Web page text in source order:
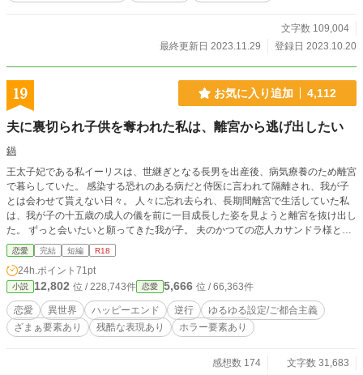
彼女を助けてくれたのは、グリーズン王国の王子、ジルドだった。 ジルドやそ
の家臣、さらにジルドの姉、第一王女のシルビアの優しさに触れるジャンティー
言われたジャンティーヌ、グリーズン王国を救うため、かつて聖女だった魔女と
戦う事を決意するのだが、現実はそう甘くなくて… ※ざまぁ系が書きたくて書
いてみました。 よろしくお願いしますm(__)m
文字数 109,004
最終更新日 2023.11.29
登録日 2023.10.20
19 お気に入り追加 4,112
夫に裏切られ子供を奪われた私は、離宮から逃げ出したい
鍋
王太子妃である私イーリスは、世継ぎとなる長男を出産後、病気療養のため離宮
で暮らしていた。 感染する恐れのある病だと侍医に言われて隔離され、我が子
とは会わせて貰えない日々。 人々に忘れ去られ、長期間離宮で生活していた私
は、我が子の十五歳の成人の儀を前に一目成長した姿を見ようと離宮を抜け出し
た。 ずっと会いたいと願ってきた我が子。 夫のかつての恋人カサンドラ様と息
子ザッカリーの会話を偶然耳にしてしまい、自分は息子に嫌悪されている事を知
った。 『お前の血が俺に流れてると思うと反吐がでる。』 私はその言葉で生き
る気力をなくし、そのまま離宮の窓から身を投げ……命を喪ったはずだった。
けれど目が覚めると見覚えのある部屋のベッドの上で……。 どうやら時間を逆
行したみたい。 あんな未来は避けたい。これから、どうしよう？ ※最初の方は
産まれたばかりの我が子と引き離されるお話になっているので、苦手な方はご自
衛くださいませ。 ※R15になっておりますが、話の進行によって変更するかも
恋愛 完結 短編 R18
24h.ポイント 71pt
小説 12,802 位 / 228,743件 恋愛 5,666 位 / 66,363件
恋愛 異世界 ハッピーエンド 逆行
ゆるゆる設定/ご都合主義
ざまぁ要素あり
残酷な表現あり ホラー要素あり
感想数 174
文字数 31,683